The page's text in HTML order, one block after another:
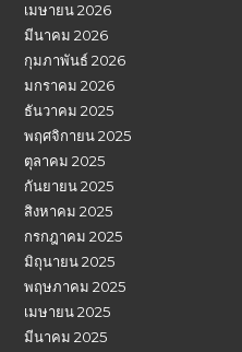
เมษายน 2026
มีนาคม 2026
กุมภาพันธ์ 2026
มกราคม 2026
ธันวาคม 2025
พฤศจิกายน 2025
ตุลาคม 2025
กันยายน 2025
สิงหาคม 2025
กรกฎาคม 2025
มิถุนายน 2025
พฤษภาคม 2025
เมษายน 2025
มีนาคม 2025